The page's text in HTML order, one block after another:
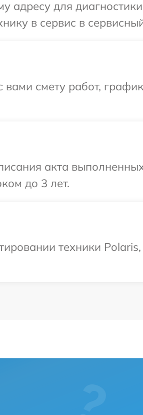
адресу для
в сервис в
смету работ,
акта
до 3 лет.
техники